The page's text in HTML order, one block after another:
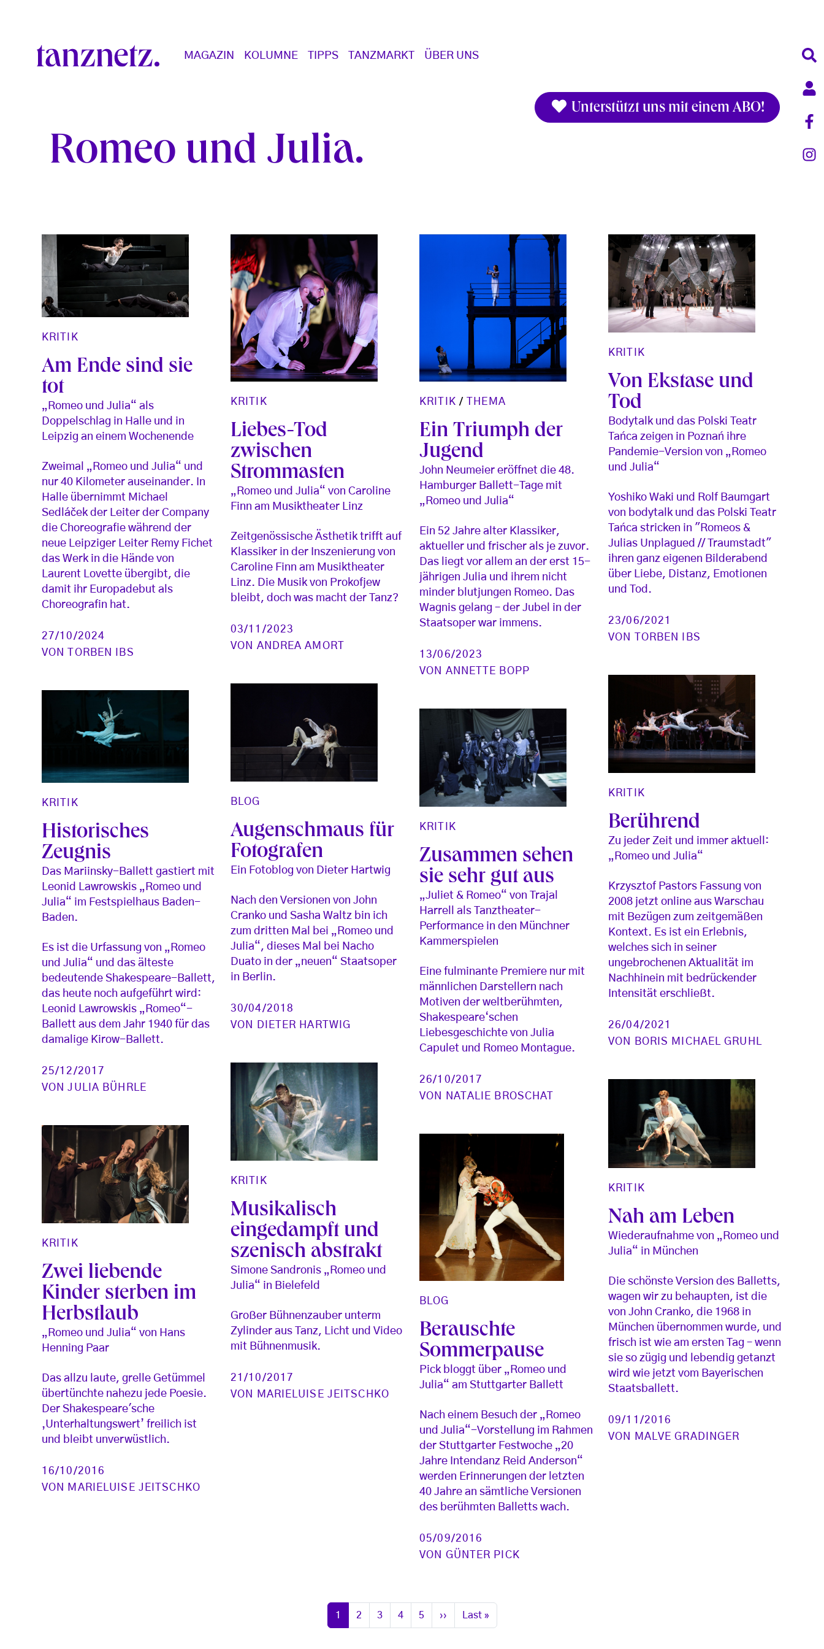
Main navigation
MAGAZIN KOLUMNE TIPPS TANZMARKT ÜBER UNS
Unterstützt uns mit einem ABO!
Romeo und Julia
KRITIK
Am Ende sind sie
tot
„Romeo und Julia“ als
Doppelschlag in Halle und in
Leipzig an einem Wochenende
Zweimal „Romeo und Julia“ und
nur 40 Kilometer auseinander. In
Halle übernimmt Michael
Sedláček der Leiter der Company
die Choreografie während der
neue Leipziger Leiter Remy Fichet
das Werk in die Hände von
Laurent Lovette übergibt, die
damit ihr Europadebut als
Choreografin hat.
27/10/2024
VON
TORBEN IBS
KRITIK
Liebes-Tod
zwischen
Strommasten
„Romeo und Julia“ von Caroline
Finn am Musiktheater Linz
Zeitgenössische Ästhetik trifft auf
Klassiker in der Inszenierung von
Caroline Finn am Musiktheater
Linz. Die Musik von Prokofjew
bleibt, doch was macht der Tanz?
03/11/2023
VON ANDREA AMORT
KRITIK / THEMA
Ein Triumph der
Jugend
John Neumeier eröffnet die 48.
Hamburger Ballett-Tage mit
„Romeo und Julia“
Ein 52 Jahre alter Klassiker,
aktueller und frischer als je zuvor.
Das liegt vor allem an der erst 15-
jährigen Julia und ihrem nicht
minder blutjungen Romeo. Das
Wagnis gelang – der Jubel in der
Staatsoper war immens.
13/06/2023
VON ANNETTE BOPP
KRITIK
Von Ekstase und
Tod
Bodytalk und das Polski Teatr
Tańca zeigen in Poznań ihre
Pandemie-Version von „Romeo
und Julia“
Yoshiko Waki und Rolf Baumgart
von bodytalk und das Polski Teatr
Tańca stricken in "Romeos &
Julias Unplagued // Traumstadt"
ihren ganz eigenen Bilderabend
über Liebe, Distanz, Emotionen
und Tod.
23/06/2021
VON
TORBEN IBS
KRITIK
Berührend
Zu jeder Zeit und immer aktuell:
„Romeo und Julia“
Krzysztof Pastors Fassung von
2008 jetzt online aus Warschau
mit Bezügen zum zeitgemäßen
Kontext. Es ist ein Erlebnis,
welches sich in seiner
ungebrochenen Aktualität im
Nachhinein mit bedrückender
Intensität erschließt.
26/04/2021
VON
BORIS MICHAEL GRUHL
BLOG
Augenschmaus für
Fotografen
Ein Fotoblog von Dieter Hartwig
Nach den Versionen von John
Cranko und Sasha Waltz bin ich
zum dritten Mal bei „Romeo und
Julia“, dieses Mal bei Nacho
Duato in der „neuen“ Staatsoper
in Berlin.
30/04/2018
VON
DIETER HARTWIG
KRITIK
Historisches
Zeugnis
Das Mariinsky-Ballett gastiert mit
Leonid Lawrowskis „Romeo und
Julia“ im Festspielhaus Baden-
Baden.
Es ist die Urfassung von „Romeo
und Julia“ und das älteste
bedeutende Shakespeare-Ballett,
das heute noch aufgeführt wird:
Leonid Lawrowskis „Romeo“-
Ballett aus dem Jahr 1940 für das
damalige Kirow-Ballett.
25/12/2017
VONJULIA BÜHRLE
KRITIK
Zusammen sehen
sie sehr gut aus
„Juliet & Romeo“ von Trajal
Harrell als Tanztheater-
Performance in den Münchner
Kammerspielen
Eine fulminante Premiere nur mit
männlichen Darstellern nach
Motiven der weltberühmten,
Shakespeare‘schen
Liebesgeschichte von Julia
Capulet und Romeo Montague.
26/10/2017
VON
NATALIE BROSCHAT
KRITIK
Musikalisch
eingedampft und
szenisch abstrakt
Simone Sandronis „Romeo und
Julia“ in Bielefeld
Großer Bühnenzauber unterm
Zylinder aus Tanz, Licht und Video
mit Bühnenmusik.
21/10/2017
VON
MARIELUISE JEITSCHKO
KRITIK
Nah am Leben
Wiederaufnahme von „Romeo und
Julia“ in München
Die schönste Version des Balletts,
wagen wir zu behaupten, ist die
von John Cranko, die 1968 in
München übernommen wurde, und
frisch ist wie am ersten Tag – wenn
sie so zügig und lebendig getanzt
wird wie jetzt vom Bayerischen
Staatsballett.
09/11/2016
VON
MALVE GRADINGER
KRITIK
Zwei liebende
Kinder sterben im
Herbstlaub
„Romeo und Julia“ von Hans
Henning Paar
Das allzu laute, grelle Getümmel
übertünchte nahezu jede Poesie.
Der Shakespeare'sche
‚Unterhaltungswert’ freilich ist
und bleibt unverwüstlich.
16/10/2016
VON
MARIELUISE JEITSCHKO
BLOG
Berauschte
Sommerpause
Pick bloggt über „Romeo und
Julia“ am Stuttgarter Ballett
Nach einem Besuch der „Romeo
und Julia“-Vorstellung im Rahmen
der Stuttgarter Festwoche „20
Jahre Intendanz Reid Anderson“
werden Erinnerungen der letzten
40 Jahre an sämtliche Versionen
des berühmten Balletts wach.
05/09/2016
VON GÜNTER PICK
Seite
1 Seite
2 Seite
3 Seite
4 Seite
5 Nächste Seite
›› Letzte Seite
Last »